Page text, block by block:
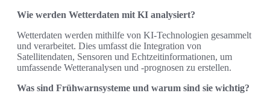
Wie werden Wetterdaten mit KI analysiert?
Wetterdaten werden mithilfe von KI-Technologien gesammelt
und verarbeitet. Dies umfasst die Integration von
Satellitendaten, Sensoren und Echtzeitinformationen, um
umfassende Wetteranalysen und -prognosen zu erstellen.
Was sind Frühwarnsysteme und warum sind sie wichtig?